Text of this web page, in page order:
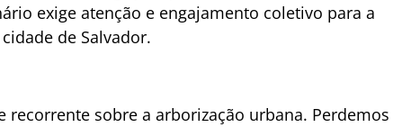
exige atenção e engajamento coletivo para a
de Salvador.
sobre a arborização urbana. Perdemos